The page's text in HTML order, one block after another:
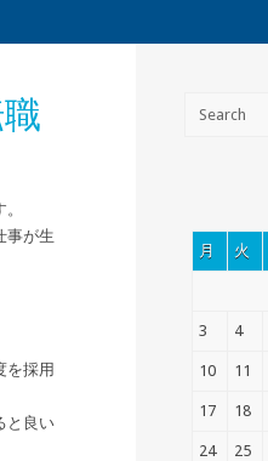
事が生
を採用
と良い
月 火
3 4
10 11
17 18
24 25